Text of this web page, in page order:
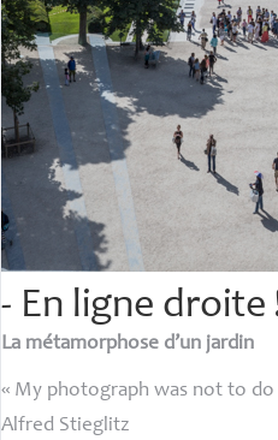
- En ligne droite
La métamorphose d’un jardin
« My photograph was not to
Alfred Stieglitz